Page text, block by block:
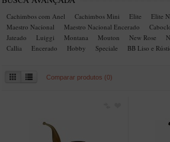
Cachimbos com Anel Cachimbos Mini Elite Elite
Maestro Nacional
Maestro Nacional Encerado
Jateado
Luiggi Montana Mouton New Rose
Callia
Encerado Hobby Speciale BB Liso e
Comparar produtos (0)